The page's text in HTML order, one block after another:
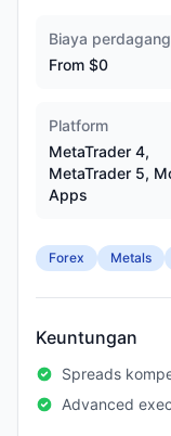
Biaya
From $0
Platform
MetaTrader 4,
MetaTrader 5,
Apps
Forex Metals
Keuntungan
Spreads
Advanced